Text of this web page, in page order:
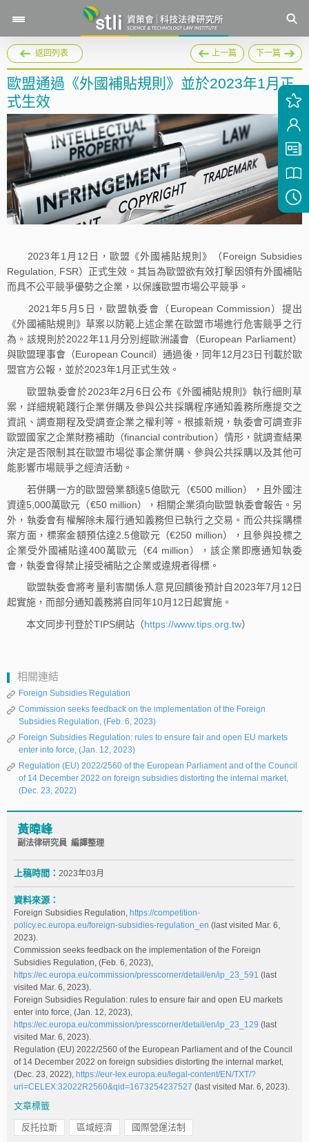
返回列表 上一篇 下一篇
歐盟通過《外國補貼規則》並於2023年1月正
式生效
2023年1月12日，歐盟《外國補貼規則》（Foreign Subsidies
Regulation, FSR）正式生效。其旨為歐盟欲有效打擊因領有外國補貼
而具不公平競爭優勢之企業，以保護歐盟市場公平競爭。
2021年5月5日，歐盟執委會（European Commission）提出
《外國補貼規則》草案以防範上述企業在歐盟市場進行危害競爭之行
為。該規則於2022年11月分別經歐洲議會（European Parliament）
與歐盟理事會（European Council）通過後，同年12月23日刊載於歐
盟官方公報，並於2023年1月正式生效。
歐盟執委會於2023年2月6日公布《外國補貼規則》執行細則草
案，詳細規範踐行企業併購及參與公共採購程序通知義務所應提交之
資訊、調查期程及受調查企業之權利等。根據新規，執委會可調查非
歐盟國家之企業財務補助（financial contribution）情形，就調查結果
決定是否限制其在歐盟市場從事企業併購、參與公共採購以及其他可
能影響市場競爭之經濟活動。
若併購一方的歐盟營業額達5億歐元（€500 million），且外國注
資達5,000萬歐元（€50 million），相關企業須向歐盟執委會報告。另
外，執委會有權解除未履行通知義務但已執行之交易。而公共採購標
案方面，標案金額預估達2.5億歐元（€250 million），且參與投標之
企業受外國補貼達400萬歐元（€4 million），該企業即應通知執委
會，執委會得禁止接受補貼之企業或違規者得標。
歐盟執委會將考量利害關係人意見回饋後預計自2023年7月12日
起實施，而部分通知義務將自同年10月12日起實施。
本文同步刊登於TIPS網站（https://www.tips.org.tw）
相關連結
Foreign Subsidies Regulation
Commission seeks feedback on the implementation of the Foreign
Subsidies Regulation, (Feb. 6, 2023)
Foreign Subsidies Regulation: rules to ensure fair and open EU markets
enter into force, (Jan. 12, 2023)
Regulation (EU) 2022/2560 of the European Parliament and of the Council
of 14 December 2022 on foreign subsidies distorting the internal market,
(Dec. 23, 2022)
黃暐峰
副法律研究員 編譯整理
上稿時間： 2023年03月
資料來源：
Foreign Subsidies Regulation, https://competition-
policy.ec.europa.eu/foreign-subsidies-regulation_en (last visited Mar. 6,
2023).
Commission seeks feedback on the implementation of the Foreign
Subsidies Regulation, (Feb. 6, 2023),
https://ec.europa.eu/commission/presscorner/detail/en/ip_23_591 (last
visited Mar. 6, 2023).
Foreign Subsidies Regulation: rules to ensure fair and open EU markets
enter into force, (Jan. 12, 2023),
https://ec.europa.eu/commission/presscorner/detail/en/ip_23_129 (last
visited Mar. 6, 2023).
Regulation (EU) 2022/2560 of the European Parliament and of the Council
of 14 December 2022 on foreign subsidies distorting the internal market,
(Dec. 23, 2022), https://eur-lex.europa.eu/legal-content/EN/TXT/?
uri=CELEX:32022R2560&qid=1673254237527 (last visited Mar. 6, 2023).
文章標籤
反托拉斯 區域經濟 國際營運法制